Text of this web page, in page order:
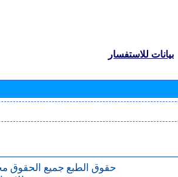
بيانات للاستفسار
حقوق الطبع جميع الحقوق